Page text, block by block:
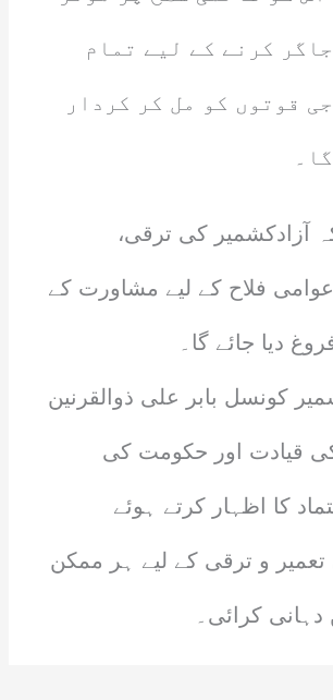
کرنے کے لیے تمام
قوتوں کو مل کر کردار
آزادکشمیر کی ترقی،
فلاح کے لیے مشاورت کے
دیا جائے گا۔
کونسل بابر علی ذوالقرنین
قیادت اور حکومت کی
کا اظہار کرتے ہوئے
تعمیر و ترقی کے لیے ہر ممکن
دہانی کرائی۔